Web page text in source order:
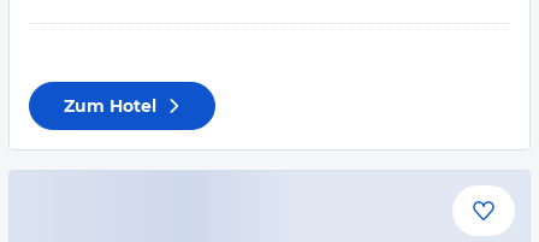
Zum Hotel